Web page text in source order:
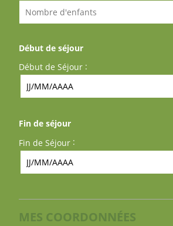
Début de séjour
Début de Séjour :
Fin de séjour
Fin de Séjour :
MES COORDONNÉES